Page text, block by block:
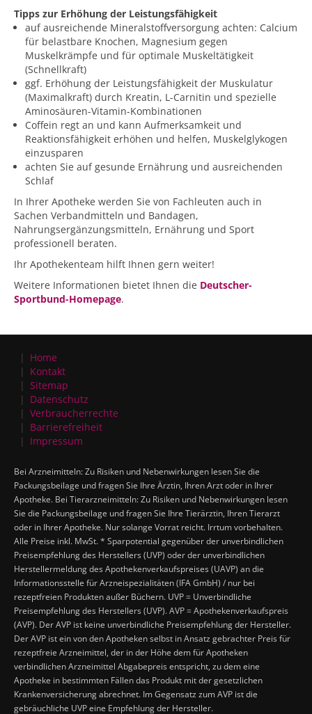
Tipps zur Erhöhung der Leistungsfähigkeit
auf ausreichende Mineralstoffversorgung achten: Calcium
für belastbare Knochen, Magnesium gegen
Muskelkrämpfe und für optimale Muskeltätigkeit
(Schnellkraft)
ggf. Erhöhung der Leistungsfähigkeit der Muskulatur
(Maximalkraft) durch Kreatin, L-Carnitin und spezielle
Aminosäuren-Vitamin-Kombinationen
Coffein regt an und kann Aufmerksamkeit und
Reaktionsfähigkeit erhöhen und helfen, Muskelglykogen
einzusparen
achten Sie auf gesunde Ernährung und ausreichenden
Schlaf
In Ihrer Apotheke werden Sie von Fachleuten auch in
Sachen Verbandmitteln und Bandagen,
Nahrungsergänzungsmitteln, Ernährung und Sport
professionell beraten.
Ihr Apothekenteam hilft Ihnen gern weiter!
Weitere Informationen bietet Ihnen die Deutscher-
Sportbund-Homepage.
Home
Kontakt
Sitemap
Datenschutz
Verbraucherrechte
Barrierefreiheit
Impressum
Bei Arzneimitteln: Zu Risiken und Nebenwirkungen lesen Sie die
Packungsbeilage und fragen Sie Ihre Ärztin, Ihren Arzt oder in Ihrer
Apotheke. Bei Tierarzneimitteln: Zu Risiken und Nebenwirkungen lesen
Sie die Packungsbeilage und fragen Sie Ihre Tierärztin, Ihren Tierarzt
oder in Ihrer Apotheke. Nur solange Vorrat reicht. Irrtum vorbehalten.
Alle Preise inkl. MwSt. * Sparpotential gegenüber der unverbindlichen
Preisempfehlung des Herstellers (UVP) oder der unverbindlichen
Herstellermeldung des Apothekenverkaufspreises (UAVP) an die
Informationsstelle für Arzneispezialitäten (IFA GmbH) / nur bei
rezeptfreien Produkten außer Büchern. UVP = Unverbindliche
Preisempfehlung des Herstellers (UVP). AVP = Apothekenverkaufspreis
(AVP). Der AVP ist keine unverbindliche Preisempfehlung der Hersteller.
Der AVP ist ein von den Apotheken selbst in Ansatz gebrachter Preis für
rezeptfreie Arzneimittel, der in der Höhe dem für Apotheken
verbindlichen Arzneimittel Abgabepreis entspricht, zu dem eine
Apotheke in bestimmten Fällen das Produkt mit der gesetzlichen
Krankenversicherung abrechnet. Im Gegensatz zum AVP ist die
gebräuchliche UVP eine Empfehlung der Hersteller.